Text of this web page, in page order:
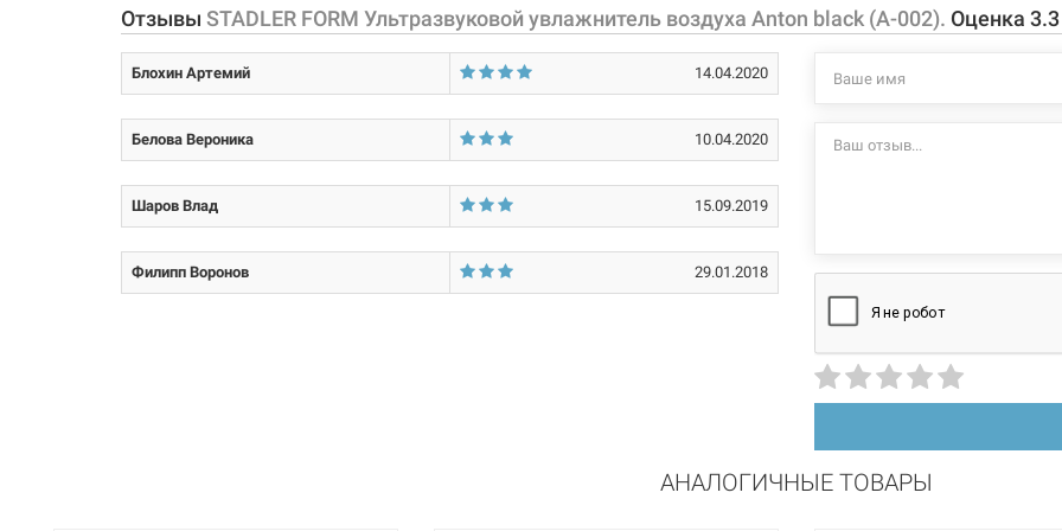
Напряжение:
Мощность:
Материал корпуса: пластик
Тип устройства: ультразвуковой
Характеристики
Отзывы STADLER FORM Ультразвуковой увлажнитель воздуха Anton black (A-002). Оценка 3.3
Блохин Артемий 14.04.2020
Белова Вероника 10.04.2020
Шаров Влад 15.09.2019
Филипп Воронов 29.01.2018
АНАЛОГИЧНЫЕ ТОВАРЫ